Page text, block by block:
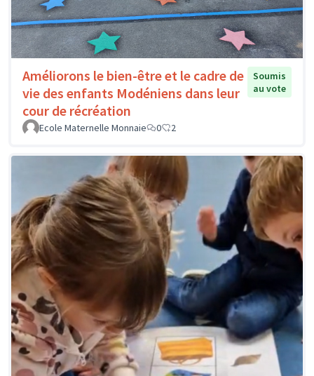
Améliorons le bien-être et le cadre de
vie des enfants Modéniens dans leur
cour de récréation
Soumis
au vote
Ecole Maternelle Monnaie 0 2